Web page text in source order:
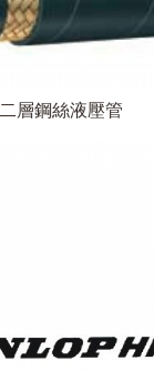
二層鋼絲液壓管